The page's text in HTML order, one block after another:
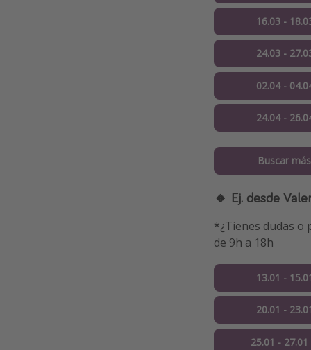
16.03 -
24.03 -
02.04 -
24.04 -
Buscar
🔸 Ej. desde
*¿Tienes dudas o
de 9h a 18h
13.01 -
20.01 -
25.01 -